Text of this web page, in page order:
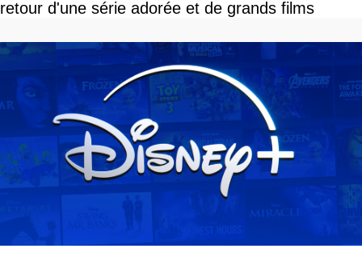
retour d'une série adorée et de grands films